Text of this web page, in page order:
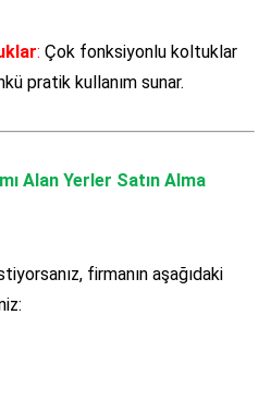
: Çok fonksiyonlu koltuklar
pratik kullanım sunar.
Alan Yerler Satın Alma
firmanın aşağıdaki